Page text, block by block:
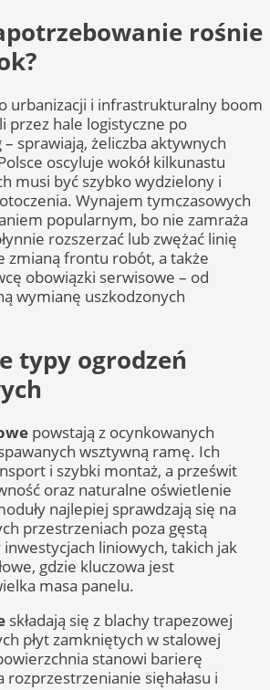
rośnie
urbanizacji i infrastrukturalny boom
przez hale logistyczne po
sprawiają, żeliczba aktywnych
oscyluje wokół kilkunastu
musi być szybko wydzielony i
Wynajem tymczasowych
popularnym, bo nie zamraża
rozszerzać lub zwężać linię
zmianą frontu robót, a także
obowiązki serwisowe – od
wymianę uszkodzonych
typy ogrodzeń
powstają z ocynkowanych
wsztywną ramę. Ich
i szybki montaż, a prześwit
oraz naturalne oświetlenie
najlepiej sprawdzają się na
przestrzeniach poza gęstą
liniowych, takich jak
gdzie kluczowa jest
masa panelu.
składają się z blachy trapezowej
płyt zamkniętych w stalowej
stanowi barierę
rozprzestrzenianie sięhałasu i